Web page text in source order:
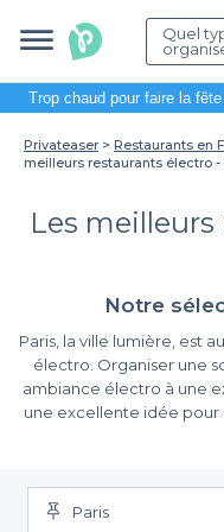
Quel
Trop chaud pour faire la
Privateaser Restaurants en
meilleurs restaurants électro -
Les
Notre
Paris, la ville lumière, est
électro. Organiser une
ambiance électro à une
une excellente idée pour
repas d'affaires, un
un
L'art de
Réserver votre table
Paris